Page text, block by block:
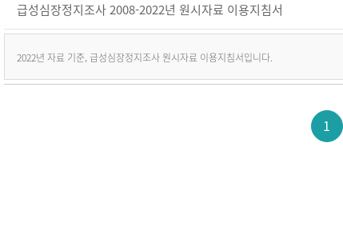
급성심장정지조사 2008-2022년 원시자료 이용지침서
2022년 자료 기준, 급성심장정지조사 원시자료 이용지침서입니다.
1